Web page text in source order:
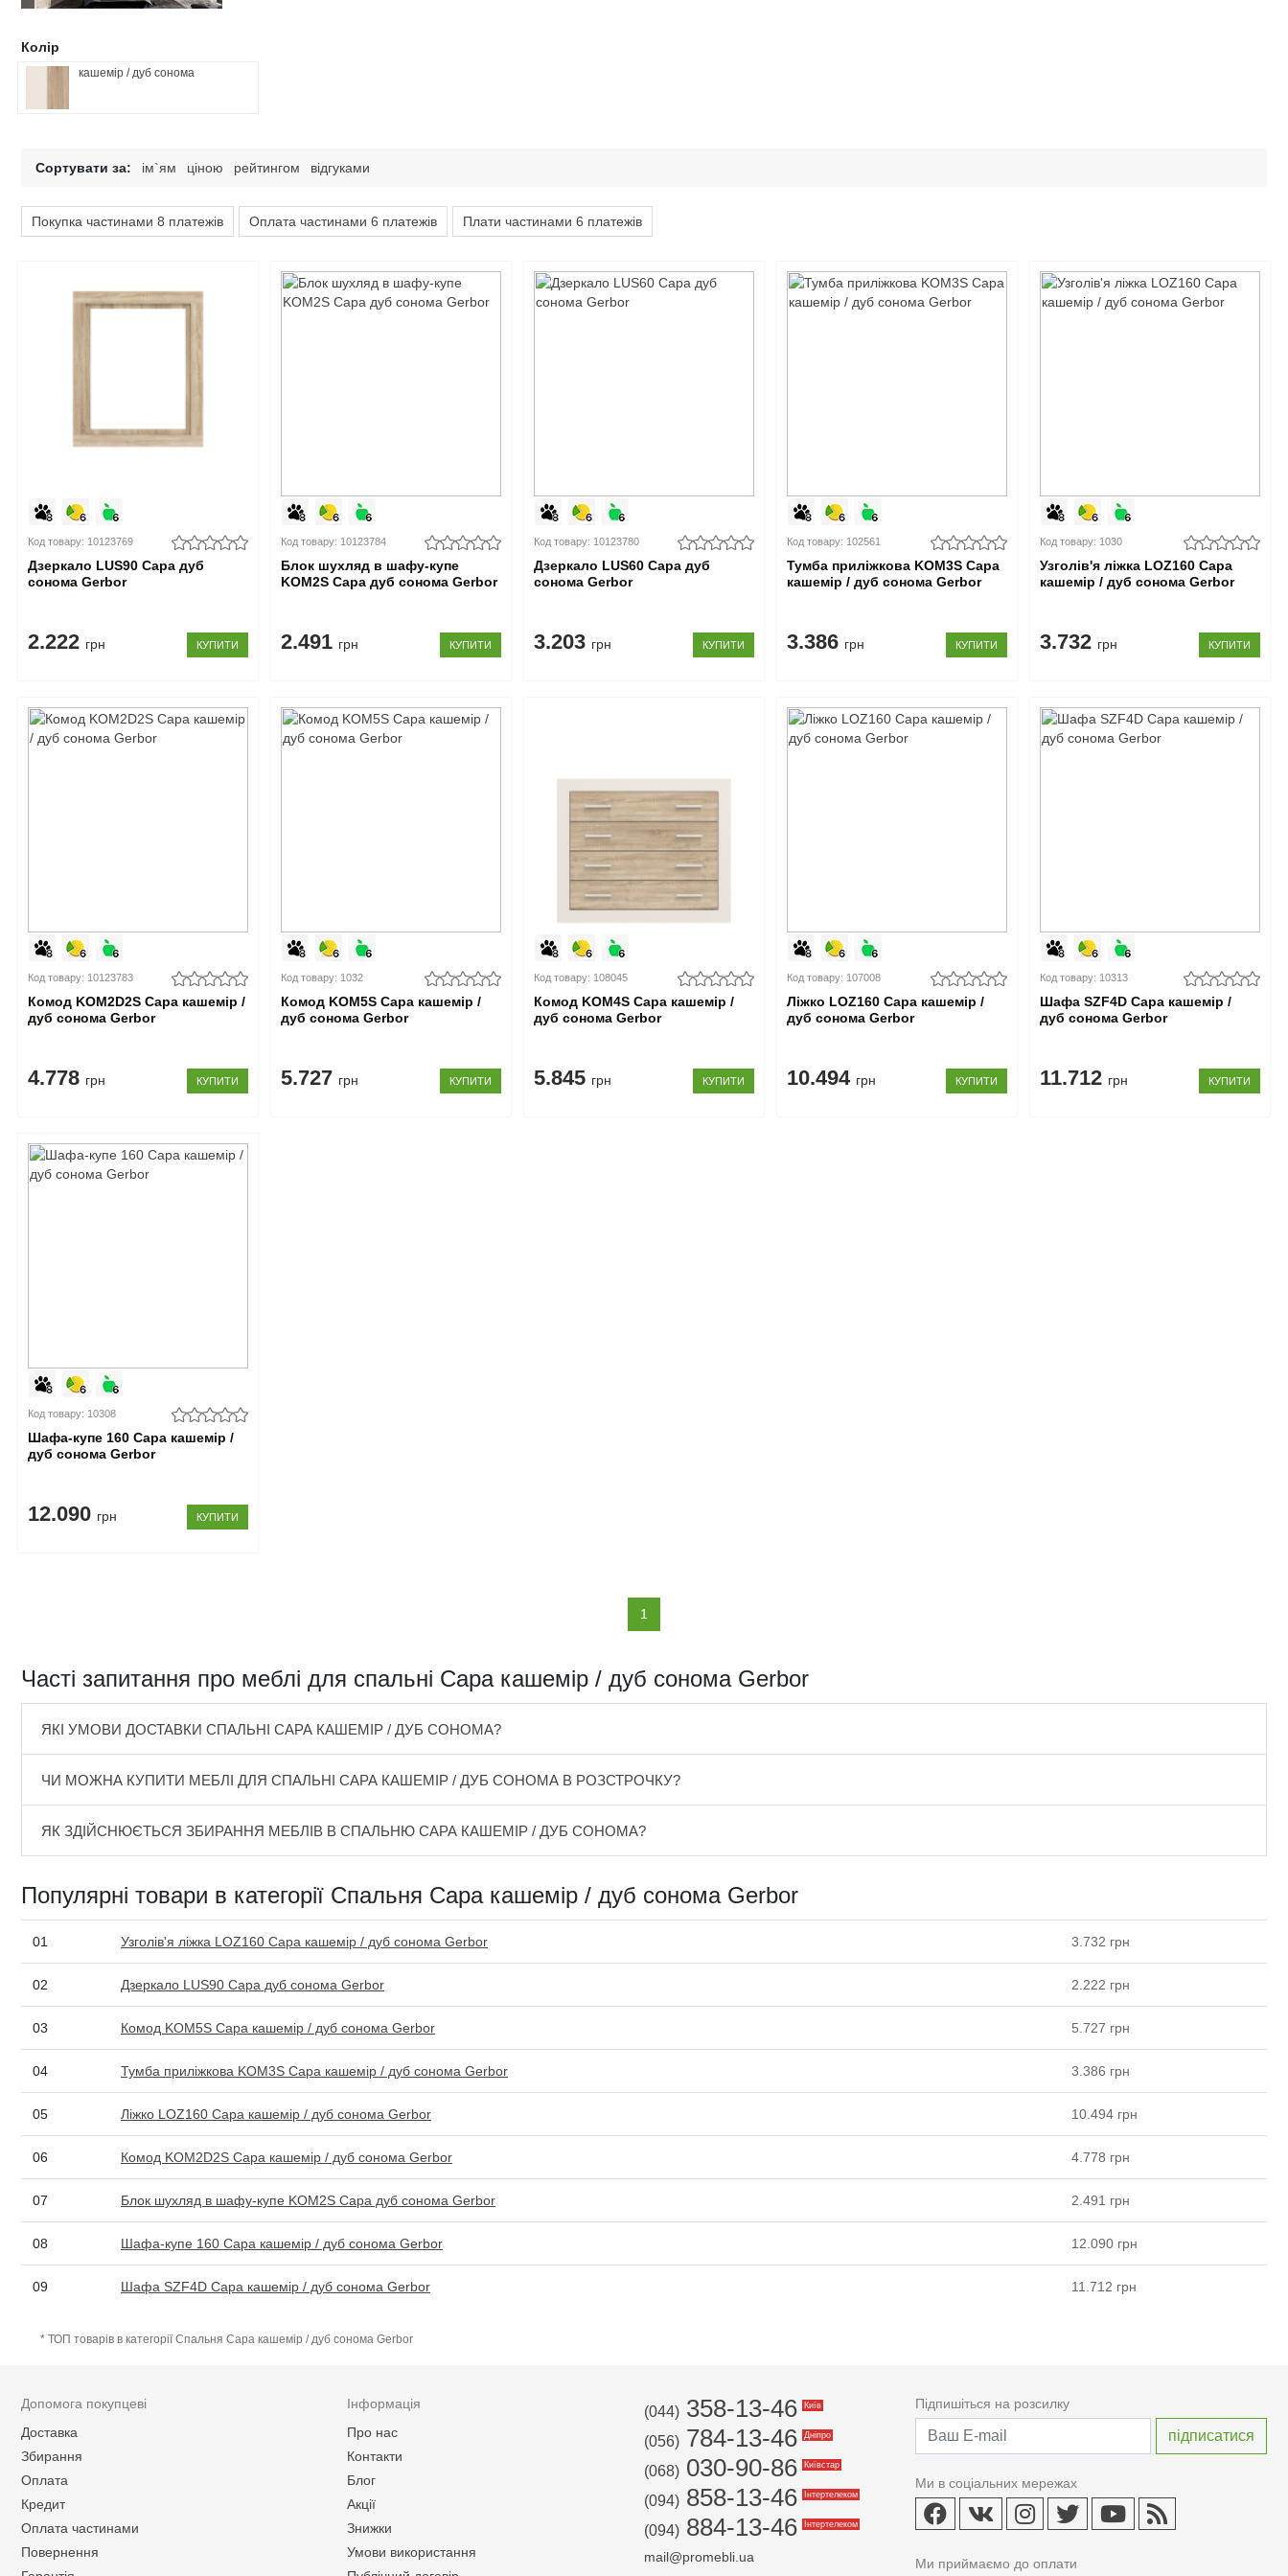
Колір
кашемір / дуб сонома
Сортувати за: ім`ям ціною рейтингом відгуками
Покупка частинами 8 платежів Оплата частинами 6 платежів Плати частинами 6 платежів
Код товару: 10123769
Дзеркало LUS90 Сара дуб
сонома Gerbor
2.222 грн КУПИТИ
Код товару: 10123784
Блок шухляд в шафу-купе
KOM2S Сара дуб сонома Gerbor
2.491 грн КУПИТИ
Код товару: 10123780
Дзеркало LUS60 Сара дуб
сонома Gerbor
3.203 грн КУПИТИ
Код товару: 102561
Тумба приліжкова KOM3S Сара
кашемір / дуб сонома Gerbor
3.386 грн КУПИТИ
Код товару: 1030
Узголів'я ліжка LOZ160 Сара
кашемір / дуб сонома Gerbor
3.732 грн КУПИТИ
Код товару: 10123783
Комод KOM2D2S Сара кашемір /
дуб сонома Gerbor
4.778 грн КУПИТИ
Код товару: 1032
Комод KOM5S Сара кашемір /
дуб сонома Gerbor
5.727 грн КУПИТИ
Код товару: 108045
Комод KOM4S Сара кашемір /
дуб сонома Gerbor
5.845 грн КУПИТИ
Код товару: 107008
Ліжко LOZ160 Сара кашемір /
дуб сонома Gerbor
10.494 грн КУПИТИ
Код товару: 10313
Шафа SZF4D Сара кашемір /
дуб сонома Gerbor
11.712 грн КУПИТИ
Код товару: 10308
Шафа-купе 160 Сара кашемір /
дуб сонома Gerbor
12.090 грн КУПИТИ
1
Часті запитання про меблі для спальні Сара кашемір / дуб сонома Gerbor
ЯКІ УМОВИ ДОСТАВКИ СПАЛЬНІ САРА КАШЕМІР / ДУБ СОНОМА?
ЧИ МОЖНА КУПИТИ МЕБЛІ ДЛЯ СПАЛЬНІ САРА КАШЕМІР / ДУБ СОНОМА В РОЗСТРОЧКУ?
ЯК ЗДІЙСНЮЄТЬСЯ ЗБИРАННЯ МЕБЛІВ В СПАЛЬНЮ САРА КАШЕМІР / ДУБ СОНОМА?
Популярні товари в категорії Спальня Сара кашемір / дуб сонома Gerbor
01 Узголів'я ліжка LOZ160 Сара кашемір / дуб сонома Gerbor 3.732 грн
02 Дзеркало LUS90 Сара дуб сонома Gerbor 2.222 грн
03 Комод KOM5S Сара кашемір / дуб сонома Gerbor 5.727 грн
04 Тумба приліжкова KOM3S Сара кашемір / дуб сонома Gerbor 3.386 грн
05 Ліжко LOZ160 Сара кашемір / дуб сонома Gerbor 10.494 грн
06 Комод KOM2D2S Сара кашемір / дуб сонома Gerbor 4.778 грн
07 Блок шухляд в шафу-купе KOM2S Сара дуб сонома Gerbor 2.491 грн
08 Шафа-купе 160 Сара кашемір / дуб сонома Gerbor 12.090 грн
09 Шафа SZF4D Сара кашемір / дуб сонома Gerbor 11.712 грн
* ТОП товарів в категорії Спальня Сара кашемір / дуб сонома Gerbor
Допомога покупцеві
Доставка
Збирання
Оплата
Кредит
Оплата частинами
Повернення
Інформація
Про нас
Контакти
Блог
Акції
Знижки
Умови використання
(044) 358-13-46 Київ
(056) 784-13-46 Дніпро
(068) 030-90-86 Київстар
(094) 858-13-46 Інтертелеком
(094) 884-13-46 Інтертелеком
mail@promebli.ua
Підпишіться на розсилку
Ми в соціальних мережах
Ми приймаємо до оплати